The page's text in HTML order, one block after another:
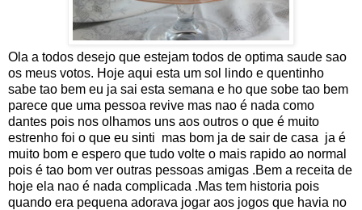
Ola a todos desejo que estejam todos de optima saude sao
os meus votos. Hoje aqui esta um sol lindo e quentinho
sabe tao bem eu ja sai esta semana e ho que sobe tao bem
parece que uma pessoa revive mas nao é nada como
dantes pois nos olhamos uns aos outros o que é muito
estrenho foi o que eu sinti mas bom ja de sair de casa ja é
muito bom e espero que tudo volte o mais rapido ao normal
pois é tao bom ver outras pessoas amigas .Bem a receita de
hoje ela nao é nada complicada .Mas tem historia pois
quando era pequena adorava jogar aos jogos que havia no